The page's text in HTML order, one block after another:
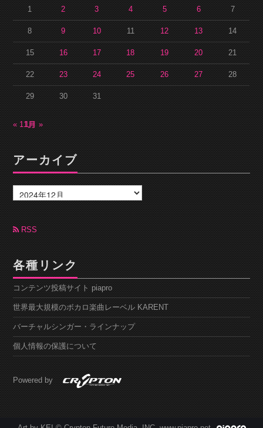
1 2 3 4 5 6 7
8 9 10 11 12 13 14
15 16 17 18 19 20 21
22 23 24 25 26 27 28
29 30 31
« 11月1月 »
アーカイブ
ー
カ
ブRSS
各種リンク
コンテンツ投稿サイト piapro
世界最大規模のボカロ楽曲レーベル KARENT
バーチャルシンガー・ラインナップ
個人情報の保護について
Powered by